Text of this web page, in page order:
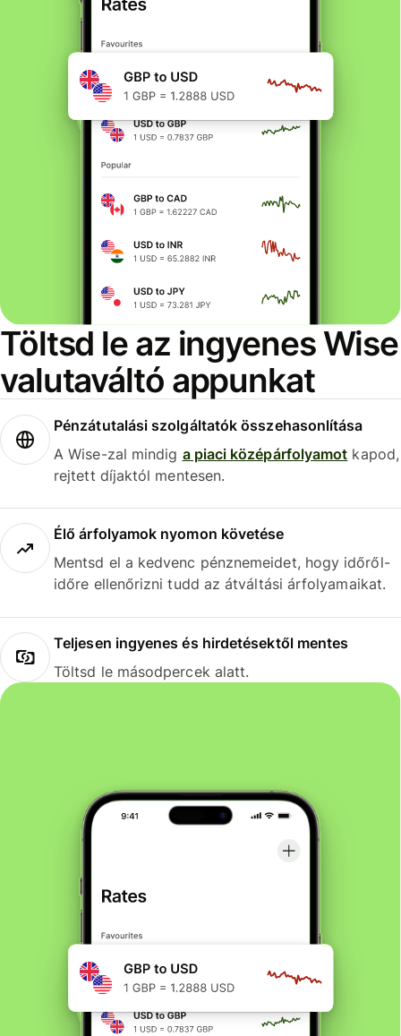
Töltsd le az ingyenes Wise
valutaváltó appunkat
Pénzátutalási szolgáltatók összehasonlítása
A Wise-zal mindig a piaci középárfolyamot kapod,
rejtett díjaktól mentesen.
Élő árfolyamok nyomon követése
Mentsd el a kedvenc pénznemeidet, hogy időről-
időre ellenőrizni tudd az átváltási árfolyamaikat.
Teljesen ingyenes és hirdetésektől mentes
Töltsd le másodpercek alatt.